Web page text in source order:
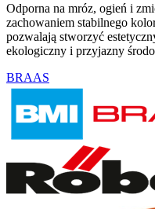
Odporna na mróz, ogień i
zachowaniem stabilnego
pozwalają stworzyć
ekologiczny i przyjazny
BRAAS